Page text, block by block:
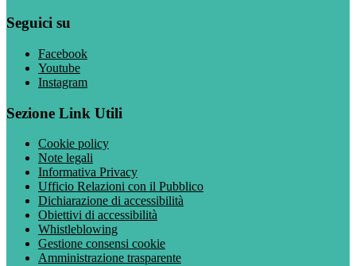
Seguici su
Facebook
Youtube
Instagram
Sezione Link Utili
Cookie policy
Note legali
Informativa Privacy
Ufficio Relazioni con il Pubblico
Dichiarazione di accessibilità
Obiettivi di accessibilità
Whistleblowing
Gestione consensi cookie
Amministrazione trasparente